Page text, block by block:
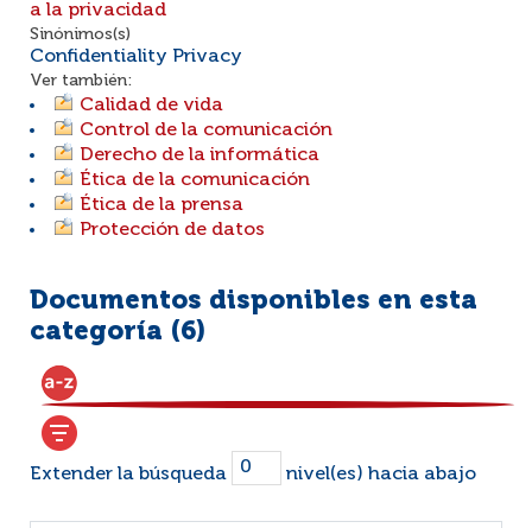
a la privacidad
Sinónimos(s)
Confidentiality Privacy
Ver también:
Calidad de vida
Control de la comunicación
Derecho de la informática
Ética de la comunicación
Ética de la prensa
Protección de datos
Documentos disponibles en esta
categoría (6)
Extender la búsqueda nivel(es) hacia abajo